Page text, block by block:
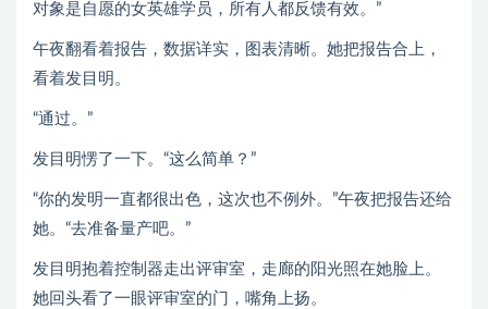
对象是自愿的女英雄学员，所有人都反馈有效。”
午夜翻看着报告，数据详实，图表清晰。她把报告合上，
看着发目明。
“通过。”
发目明愣了一下。“这么简单？”
“你的发明一直都很出色，这次也不例外。”午夜把报告还给
她。“去准备量产吧。”
发目明抱着控制器走出评审室，走廊的阳光照在她脸上。
她回头看了一眼评审室的门，嘴角上扬。